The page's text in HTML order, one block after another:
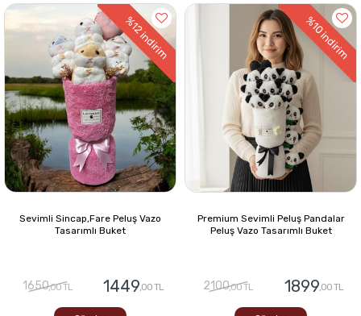
%12
indirim
Sevimli Sincap,Fare Peluş Vazo
Tasarımlı Buket
1650,00 TL 1449,00 TL
%10
indirim
Premium Sevimli Peluş Pandalar
Peluş Vazo Tasarımlı Buket
2100,00 TL 1899,00 TL